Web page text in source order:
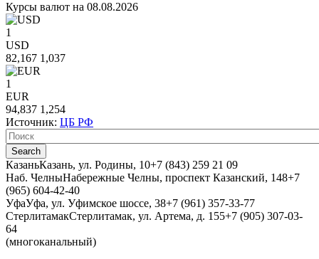
Курсы валют на 08.08.2026
1
USD
82,167 1,037
1
EUR
94,837 1,254
Источник: ЦБ РФ
КазаньКазань, ул. Родины, 10+7 (843) 259 21 09
Наб. ЧелныНабережные Челны, проспект Казанский, 148+7
(965) 604-42-40
УфаУфа, ул. Уфимское шоссе, 38+7 (961) 357-33-77
СтерлитамакСтерлитамак, ул. Артема, д. 155+7 (905) 307-03-
64
(многоканальный)